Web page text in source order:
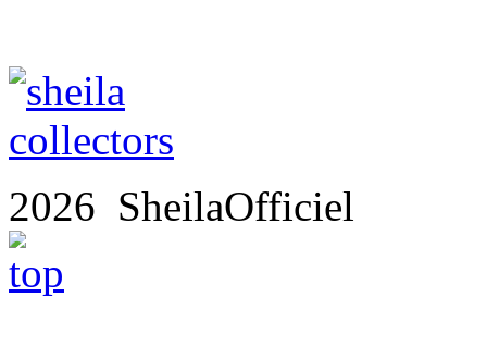
2026 SheilaOfficiel